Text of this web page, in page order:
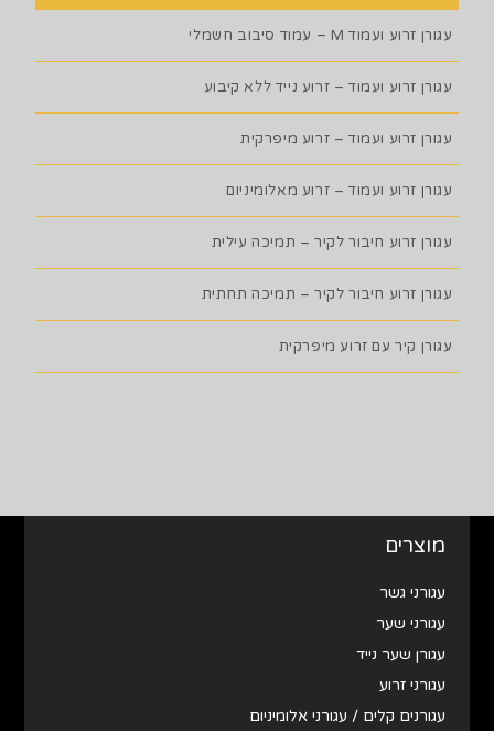
עגורן זרוע ועמוד M – עמוד סיבוב חשמלי
עגורן זרוע ועמוד – זרוע נייד ללא קיבוע
עגורן זרוע ועמוד – זרוע מיפרקית
עגורן זרוע ועמוד – זרוע מאלומיניום
עגורן זרוע חיבור לקיר – תמיכה עילית
עגורן זרוע חיבור לקיר – תמיכה תחתית
עגורן קיר עם זרוע מיפרקית
מוצרים
עגורני גשר
עגורני שער
עגורן שער נייד
עגורני זרוע
עגורנים קלים / עגורני אלומיניום